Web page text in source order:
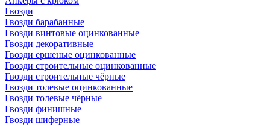
Гвозди
Гвозди барабанные
Гвозди винтовые оцинкованные
Гвозди декоративные
Гвозди ершеные оцинкованные
Гвозди строительные оцинкованные
Гвозди строительные чёрные
Гвозди толевые оцинкованные
Гвозди толевые чёрные
Гвозди финишные
Гвозди шиферные